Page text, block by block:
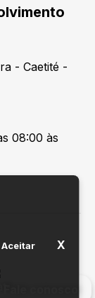
- Caetité -
08:00 às
Aceitar X